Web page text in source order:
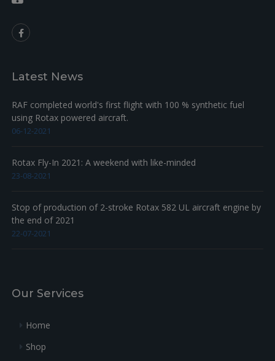
Latest News
RAF completed world's first flight with 100 % synthetic fuel
using Rotax powered aircraft.
06-12-2021
Rotax Fly-In 2021: A weekend with like-minded
23-08-2021
Stop of production of 2-stroke Rotax 582 UL aircraft engine by
the end of 2021
22-07-2021
Our Services
Home
Shop